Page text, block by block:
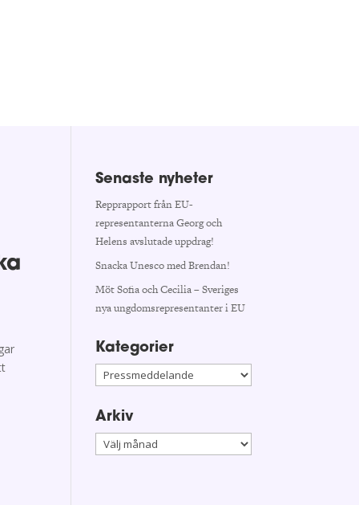
Senaste nyheter
Repprapport från EU-
representanterna Georg och
Helens avslutade uppdrag!
Snacka Unesco med Brendan!
Möt Sofia och Cecilia – Sveriges
nya ungdomsrepresentanter i EU
Kategorier
Kategorier
Arkiv
Arkiv